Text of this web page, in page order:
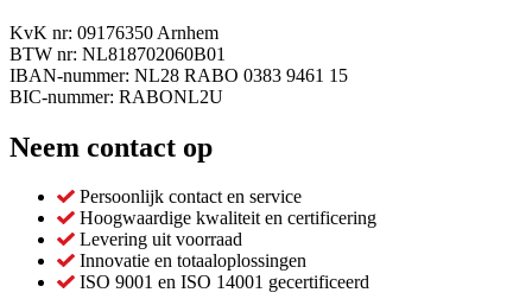
KvK nr: 09176350 Arnhem
BTW nr: NL818702060B01
IBAN-nummer: NL28 RABO 0383 9461 15
BIC-nummer: RABONL2U
Neem contact op
Persoonlijk contact en service
Hoogwaardige kwaliteit en certificering
Levering uit voorraad
Innovatie en totaaloplossingen
ISO 9001 en ISO 14001 gecertificeerd